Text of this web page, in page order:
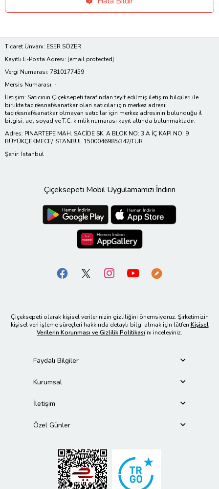
Ticaret Ünvanı: ESER SÖZER
Kayıtlı E-Posta Adresi: [email protected]
Vergi Numarası: 7810177459
Mersis Numarası: -
İletişim: Satıcının Çiçeksepeti tarafından teyit edilmiş iletişim bilgileri ile
birlikte tacir/esnaf/sanatkar olan satıcılar için merkez adresi;
tacir/esnaf/sanatkar olmayan satıcılar için merkez adresinin bulunduğu il
bilgisi, ad, soyad ve T.C. kimlik numarası kayıt altında bulunmaktadır.
Adres: PINARTEPE MAH. SACİDE SK. A BLOK NO: 3 A İÇ KAPI NO: 9
BÜYÜKÇEKMECE/ İSTANBUL 1500046985/342/TUR
Şehir: İstanbul
Çiçeksepeti Mobil Uygulamamızı İndirin
Çiçeksepeti olarak kişisel verilerinizin gizliliğini önemsiyoruz. Şirketimizin
kişisel veri işleme süreçleri hakkında detaylı bilgi almak için lütfen Kişisel
Verilerin Korunması ve Gizlilik Politikası’nı inceleyiniz.
Faydalı Bilgiler
Kurumsal
İletişim
Özel Günler